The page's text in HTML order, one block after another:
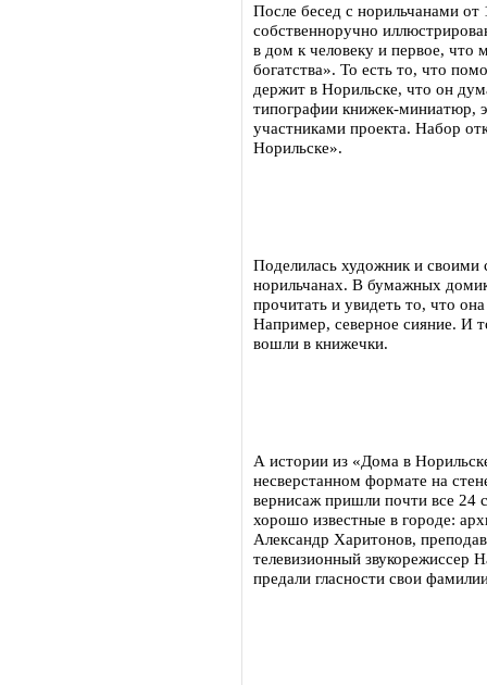
После бесед с норильчанами
собственноручно
в дом к человеку и первое, что
богатства». То есть то, что
держит в Норильске, что он
типографии книжек-миниатюр,
участниками проекта. Набор
Норильске».
Поделилась художник и своими
норильчанах. В бумажных
прочитать и увидеть то, что
Например, северное сияние. И
вошли в книжечки.
А истории из «Дома в
несверстанном формате на
вернисаж пришли почти все 24
хорошо известные в городе:
Александр Харитонов,
телевизионный звукорежиссер
предали гласности свои